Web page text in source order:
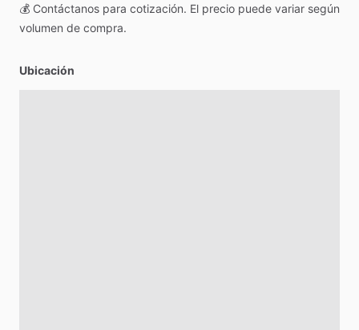
💰 Contáctanos para cotización. El precio puede variar según
volumen de compra.
Ubicación